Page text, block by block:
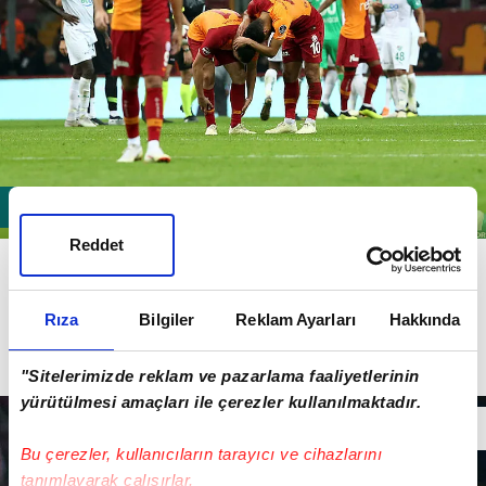
Rıza Bilgiler Reklam Ayarları Hakkında
"Sitelerimizde reklam ve pazarlama faaliyetlerinin
yürütülmesi amaçları ile çerezler kullanılmaktadır.
Bu çerezler, kullanıcıların tarayıcı ve cihazlarını
tanımlayarak çalışırlar.
Reddet
2) FİZİK ZAYIF:
Takımın fiziksel olarak durumu iyi
değil. Üst üste yaşanan adale sakatlıkları, takımın
maç içinde belirli bir bölümden sonra geri
koşamaması, Şampiyonlar Ligi'nde en az koşan takım
olması bunun göstergesi...